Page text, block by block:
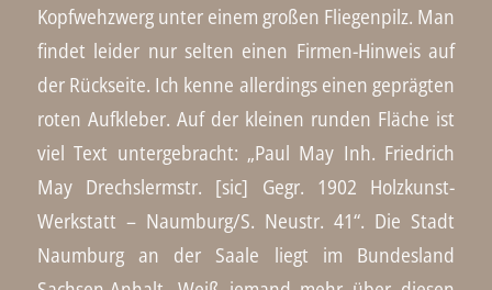
Kopfwehzwerg unter einem großen Fliegenpilz. Man
findet leider nur selten einen Firmen-Hinweis auf
der Rückseite. Ich kenne allerdings einen geprägten
roten Aufkleber. Auf der kleinen runden Fläche ist
viel Text untergebracht: „Paul May Inh. Friedrich
May Drechslermstr. [sic] Gegr. 1902 Holzkunst-
Werkstatt – Naumburg/S. Neustr. 41“. Die Stadt
Naumburg an der Saale liegt im Bundesland